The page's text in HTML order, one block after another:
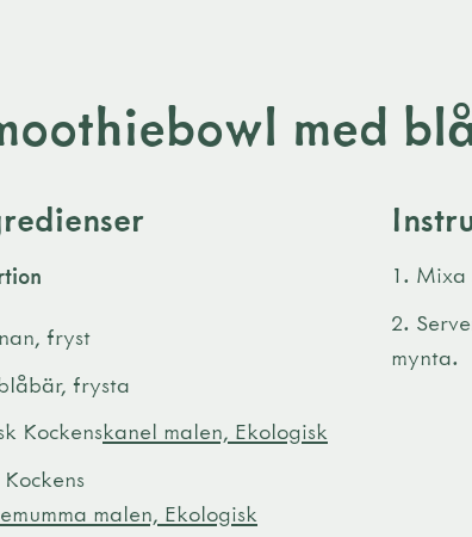
med
fryst
frysta
Kockenskanel malen, Ekologisk
Kockens
malen, Ekologisk
Mixa
mynta.